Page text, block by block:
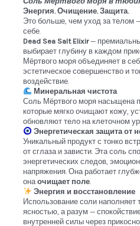
Энергия. Очищение. Защита.
Это больше, чем уход за телом
себе.
Dead Sea Salt Elixir—
выбирает глубину в каждом
Мёртвого моря объединяет в
эстетическое совершенство и
воздействие.
Минеральная чистота
Соль Мёртвого моря насыщена
которые мягко очищают кожу,
обновляют тело на клеточном
Энергетическая защита от
Уникальный продукт с тонко
от сглаза и зависти. Эта соль
энергетических следов,
напряжения. Она работает
онаочищает поле
Энергия и восстановление
Использование соли
ясностью, а разум —
внутренней силы через